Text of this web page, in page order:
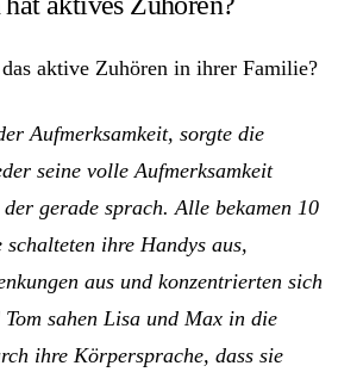
aktive Zuhören in ihrer Familie?
Aufmerksamkeit, sorgte die
seine volle Aufmerksamkeit
gerade sprach. Alle bekamen 10
schalteten ihre Handys aus,
aus und konzentrierten sich
sahen Lisa und Max in die
ihre Körpersprache, dass sie